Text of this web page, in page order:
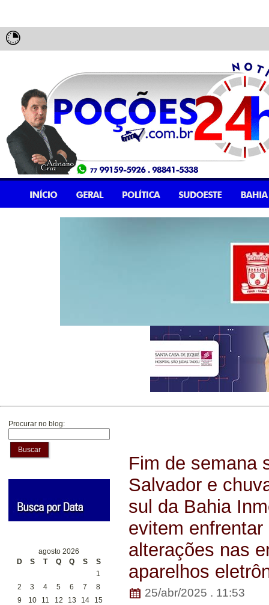
Procurar no blog:
Buscar
agosto 2026
D
S T Q Q S
S
1
2
3 4 5 6 7
8
9
10 11 12 13 14
15
Fim de semana
Salvador e
sul da Bahia
evitem
alterações nas
aparelhos
25/abr/2025 . 11:53